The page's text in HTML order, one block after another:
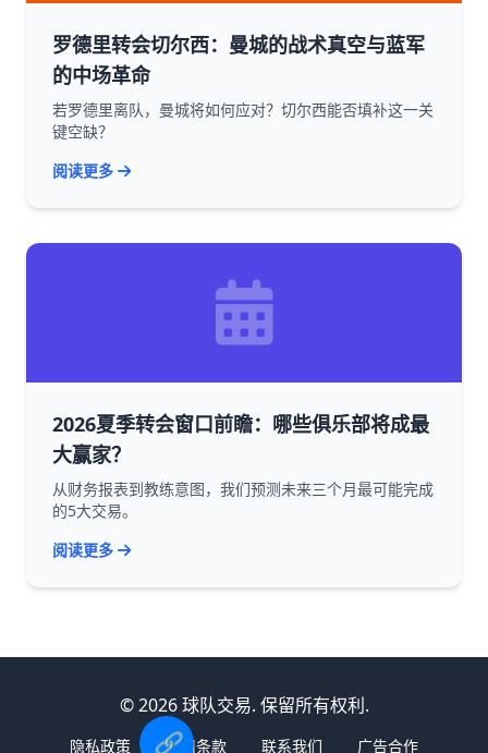
罗德里转会切尔西：曼城的战术真空与蓝军
的中场革命
若罗德里离队，曼城将如何应对？切尔西能否填补这一关
键空缺？
阅读更多
2026夏季转会窗口前瞻：哪些俱乐部将成最
大赢家？
从财务报表到教练意图，我们预测未来三个月最可能完成
的5大交易。
阅读更多
© 2026 球队交易. 保留所有权利.
隐私政策 使用条款 联系我们 广告合作
🔗